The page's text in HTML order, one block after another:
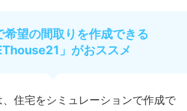
希望の間取りを作成できる
」がおススメ
、住宅をシミュレーションで作成で